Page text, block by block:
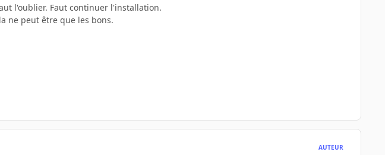
l'oublier. Faut continuer l'installation.
ne peut être que les bons.
AUTEUR